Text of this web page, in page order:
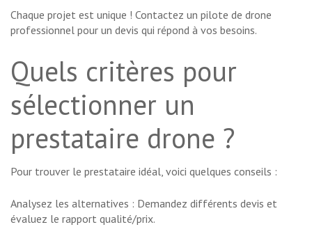
Chaque projet est unique ! Contactez un pilote de drone
professionnel pour un devis qui répond à vos besoins.
Quels critères pour
sélectionner un
prestataire drone ?
Pour trouver le prestataire idéal, voici quelques conseils :
Analysez les alternatives : Demandez différents devis et
évaluez le rapport qualité/prix.